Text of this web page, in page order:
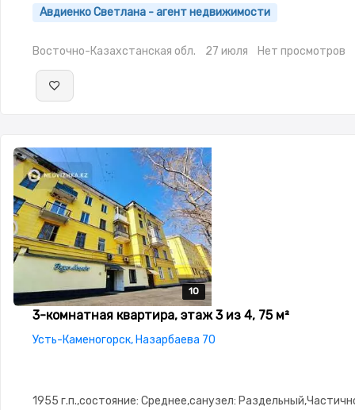
меблирована,Домофон,Видеонаблюдение,Пластиковые
окна,Неугловая,Улучшенная,Комнаты
Авдиенко Светлана - агент недвижимости
Восточно-Казахстанская обл. 27 июля Нет просмотров
10
10
10
10
10
3-комнатная квартира, этаж 3 из 4, 75 м²
Усть-Каменогорск, Назарбаева 70
1955 г.п.,состояние: Среднее,санузел: